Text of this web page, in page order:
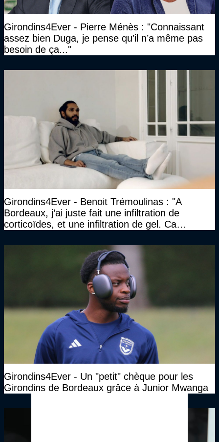
Girondins4Ever - Pierre Ménès : "Connaissant
assez bien Duga, je pense qu’il n’a même pas
besoin de ça..."
Girondins4Ever - Benoit Trémoulinas : "A
Bordeaux, j’ai juste fait une infiltration de
corticoïdes, et une infiltration de gel. Ca
Girondins4Ever - Un "petit" chèque pour les
Girondins de Bordeaux grâce à Junior Mwanga